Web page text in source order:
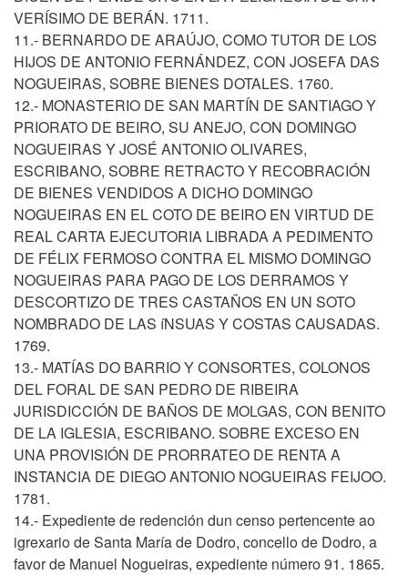
VERÍSIMO DE BERÁN. 1711.
11.- BERNARDO DE ARAÚJO, COMO TUTOR DE LOS
HIJOS DE ANTONIO FERNÁNDEZ, CON JOSEFA DAS
NOGUEIRAS, SOBRE BIENES DOTALES. 1760.
12.- MONASTERIO DE SAN MARTÍN DE SANTIAGO Y
PRIORATO DE BEIRO, SU ANEJO, CON DOMINGO
NOGUEIRAS Y JOSÉ ANTONIO OLIVARES,
ESCRIBANO, SOBRE RETRACTO Y RECOBRACIÓN
DE BIENES VENDIDOS A DICHO DOMINGO
NOGUEIRAS EN EL COTO DE BEIRO EN VIRTUD DE
REAL CARTA EJECUTORIA LIBRADA A PEDIMENTO
DE FÉLIX FERMOSO CONTRA EL MISMO DOMINGO
NOGUEIRAS PARA PAGO DE LOS DERRAMOS Y
DESCORTIZO DE TRES CASTAÑOS EN UN SOTO
NOMBRADO DE LAS íNSUAS Y COSTAS CAUSADAS.
1769.
13.- MATÍAS DO BARRIO Y CONSORTES, COLONOS
DEL FORAL DE SAN PEDRO DE RIBEIRA
JURISDICCIÓN DE BAÑOS DE MOLGAS, CON BENITO
DE LA IGLESIA, ESCRIBANO. SOBRE EXCESO EN
UNA PROVISIÓN DE PRORRATEO DE RENTA A
INSTANCIA DE DIEGO ANTONIO NOGUEIRAS FEIJOO.
1781.
14.- Expediente de redención dun censo pertencente ao
igrexario de Santa María de Dodro, concello de Dodro, a
favor de Manuel Nogueiras, expediente número 91. 1865.